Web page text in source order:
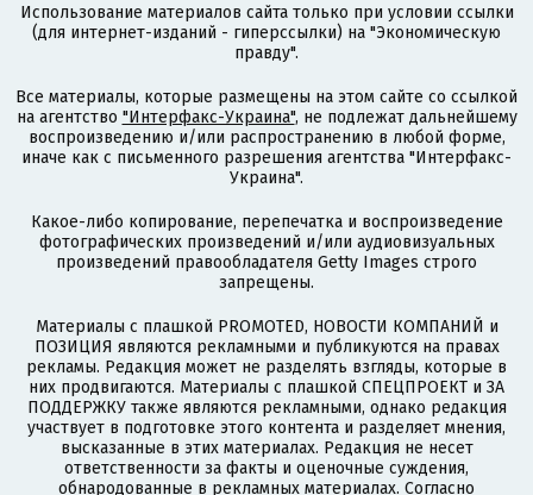
Использование материалов сайта только при условии ссылки
(для интернет-изданий - гиперссылки) на "Экономическую
правду".
Все материалы, которые размещены на этом сайте со ссылкой
на агентство "Интерфакс-Украина", не подлежат дальнейшему
воспроизведению и/или распространению в любой форме,
иначе как с письменного разрешения агентства "Интерфакс-
Украина".
Какое-либо копирование, перепечатка и воспроизведение
фотографических произведений и/или аудиовизуальных
произведений правообладателя Getty Images строго
запрещены.
Материалы с плашкой PROMOTED, НОВОСТИ КОМПАНИЙ и
ПОЗИЦИЯ являются рекламными и публикуются на правах
рекламы. Редакция может не разделять взгляды, которые в
них продвигаются. Материалы с плашкой СПЕЦПРОЕКТ и ЗА
ПОДДЕРЖКУ также являются рекламными, однако редакция
участвует в подготовке этого контента и разделяет мнения,
высказанные в этих материалах. Редакция не несет
ответственности за факты и оценочные суждения,
обнародованные в рекламных материалах. Согласно